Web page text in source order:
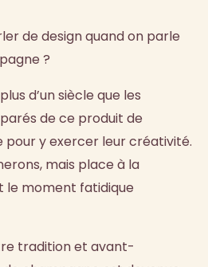
de design quand on parle
?
d’un siècle que les
de ce produit de
pour y exercer leur créativité.
mais place à la
le moment fatidique
tradition et avant-